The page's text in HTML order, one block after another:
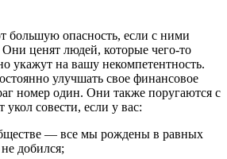
большую опасность, если с ними
Они ценят людей, которые чего-то
укажут на вашу некомпетентность.
улучшать свое финансовое
номер один. Они также поругаются с
совести, если у вас:
— все мы рождены в равных
добился;